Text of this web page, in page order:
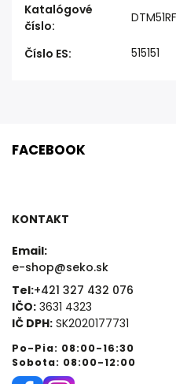
Katalógové
číslo:
Číslo ES: 515151
FACEBOOK
KONTAKT
Email:
e-shop@seko.sk
Tel:+421 327 432 076
IČO: 3631 4323
IČ DPH: SK2020177731
Po-Pia: 08:00-16:30
Sobota: 08:00-12:00